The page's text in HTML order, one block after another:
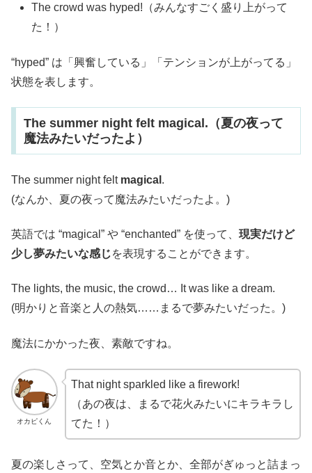
The crowd was hyped!（みんなすごく盛り上がって
た！）
“hyped” は「興奮している」「テンションが上がってる」
状態を表します。
The summer night felt magical.（夏の夜って
魔法みたいだったよ）
The summer night felt magical .
(なんか、夏の夜って魔法みたいだったよ。)
英語では “magical” や “enchanted” を使って、 現実だけど
少し夢みたいな感じを表現することができます。
The lights, the music, the crowd… It was like a dream.
(明かりと音楽と人の熱気……まるで夢みたいだった。)
魔法にかかった夜、素敵ですね。
オカピくん
That night sparkled like a firework!
（あの夜は、まるで花火みたいにキラキラし
てた！）
夏の楽しさって、空気とか音とか、全部がぎゅっと詰まっ